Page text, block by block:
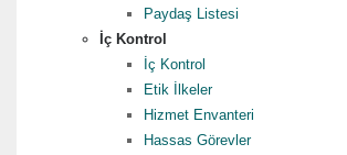
Paydaş Listesi
İç Kontrol
İç Kontrol
Etik İlkeler
Hizmet Envanteri
Hassas Görevler